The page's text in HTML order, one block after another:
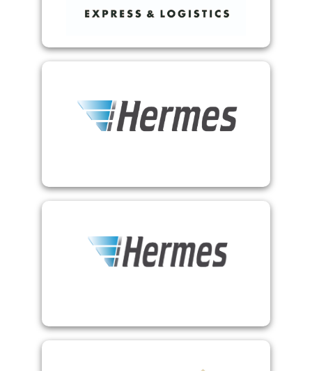
Hermes HSI
Hermes ProPS